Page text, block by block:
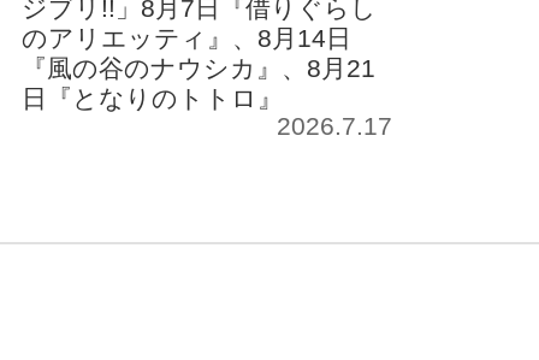
ジブリ!!」8月7日『借りぐらし
のアリエッティ』、8月14日
『風の谷のナウシカ』、8月21
日『となりのトトロ』
2026.7.17